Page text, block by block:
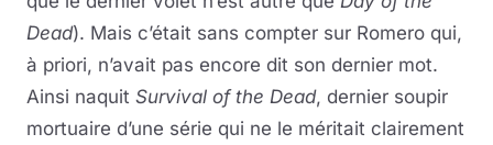
Dead). Mais c’était sans compter sur Romero qui,
à priori, n’avait pas encore dit son dernier mot.
Ainsi naquit Survival of the Dead, dernier soupir
mortuaire d’une série qui ne le méritait clairement